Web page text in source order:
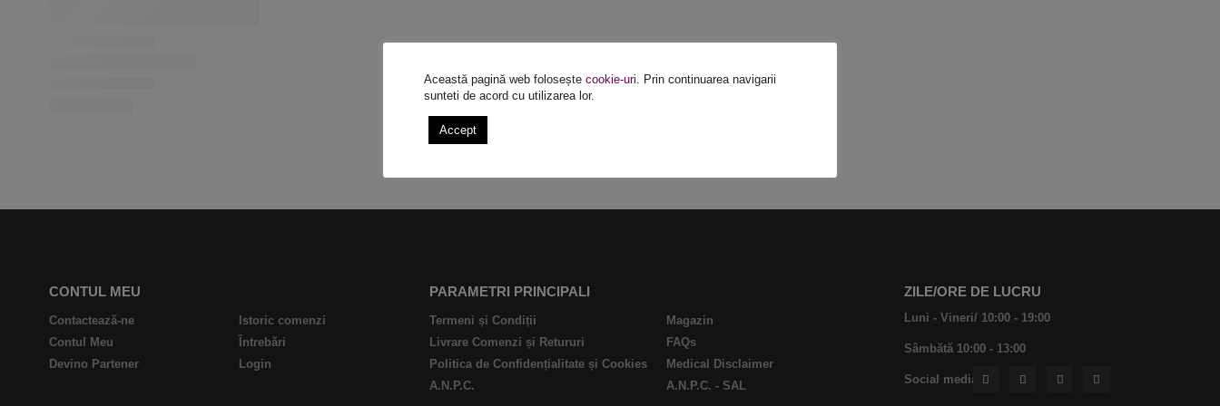
CONTUL MEU
Contactează-ne
Contul Meu
Devino Partener
Istoric comenzi
Întrebări
Login
PARAMETRI PRINCIPALI
Termeni și Condiții
Livrare Comenzi și Retururi
Politica de Confidențialitate și Cookies
A.N.P.C.
Magazin
FAQs
Medical Disclaimer
A.N.P.C. - SAL
ZILE/ORE DE LUCRU
Luni - Vineri/ 10:00 - 19:00
Sâmbătă 10:00 - 13:00
Social media:
Această pagină web folosește cookie-uri . Prin continuarea navigarii
sunteti de acord cu utilizarea lor.
Accept